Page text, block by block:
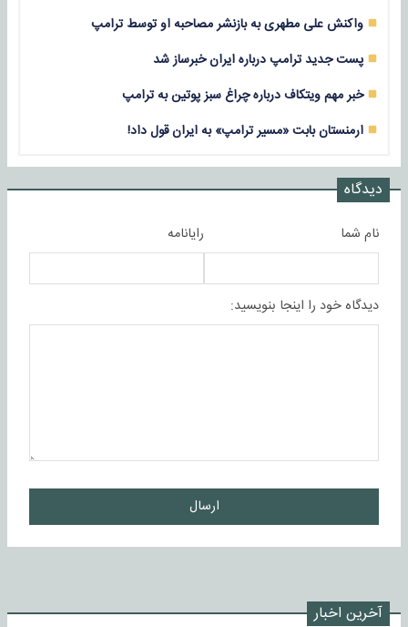
واکنش علی مطهری به بازنشر مصاحبه او توسط ترامپ
پست جدید ترامپ درباره ایران خبرساز شد
خبر مهم ویتکاف درباره چراغ سبز پوتین به ترامپ
ارمنستان بابت «مسیر ترامپ» به ایران قول داد!
دیدگاه
نام شما رایانامه
دیدگاه خود را اینجا بنویسید:
ارسال
آخرین اخبار